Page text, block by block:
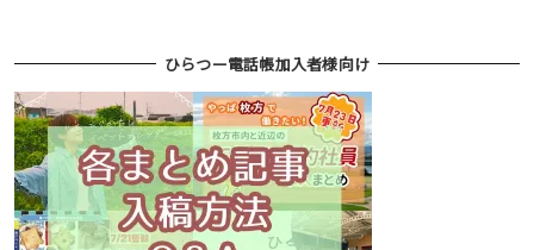
ひらつー電話帳加入者様向け